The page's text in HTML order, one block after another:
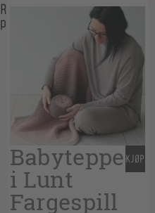
Relaterte
produkter
Babyteppe
i Lunt
Fargespill
KJØP